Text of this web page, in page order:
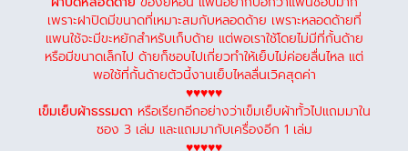
เพราะฝาปิดมีขนาดที่เหมาะสมกับหลอดด้าย เพราะหลอดด้ายที่
แพนใช้จะมีขะหยักสำหรับเก็บด้าย แต่พอเราใช้โดยไม่มีที่กั้นด้าย
หรือมีขนาดเล็กไป ด้ายก็ชอบไปเกี่ยวทำให้เย็บไม่ค่อยลื่นไหล แต่
พอใช้ที่กั้นด้ายตัวนี้งานเย็บไหลลื่นเวิคสุดค่า
♥♥♥♥♥
เข็มเย็บผ้าธรรมดา หรือเรียกอีกอย่างว่าเข็มเย็บผ้าทั้วไปแถมมาใน
ซอง 3 เล่ม และแถมมากับเครื่องอีก 1 เล่ม